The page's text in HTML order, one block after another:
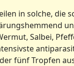
in solche, die
Salbei,
fünf Tropfen